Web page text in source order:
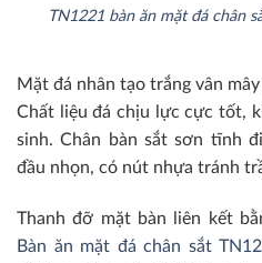
TN1221 bàn ăn mặt đá chân
Mặt đá nhân tạo trắng vân
Chất liệu đá chịu lực cực tốt,
sinh. Chân bàn sắt sơn tĩnh
đầu nhọn, có nút nhựa tránh
Thanh đỡ mặt bàn liên kết
Bàn ăn mặt đá chân sắt